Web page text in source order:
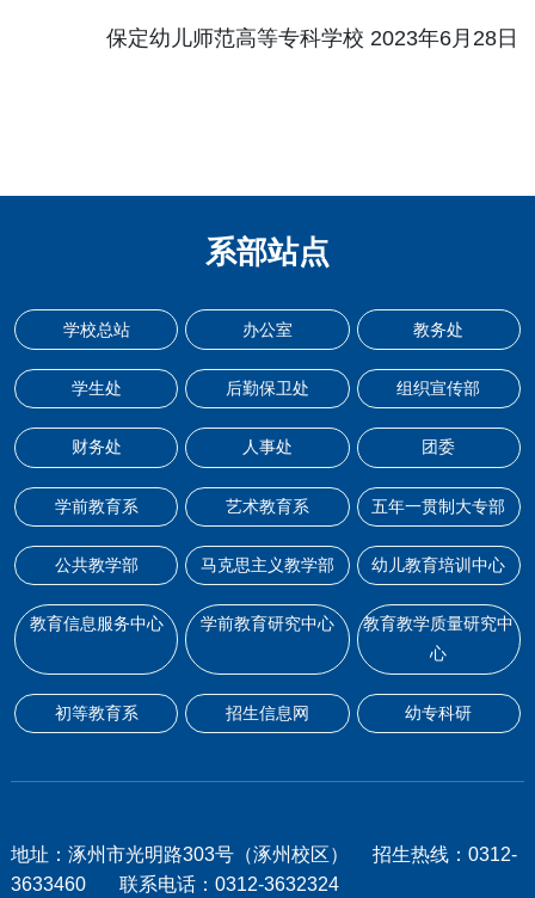
保定幼儿师范高等专科学校 2023年6月28日
系部站点
学校总站 办公室 教务处
学生处 后勤保卫处 组织宣传部
财务处 人事处 团委
学前教育系 艺术教育系 五年一贯制大专部
公共教学部 马克思主义教学部 幼儿教育培训中心
教育信息服务中心 学前教育研究中心
教育教学质量研究中
心
初等教育系 招生信息网 幼专科研
地址：涿州市光明路303号（涿州校区） 招生热线：0312-
3633460 联系电话：0312-3632324